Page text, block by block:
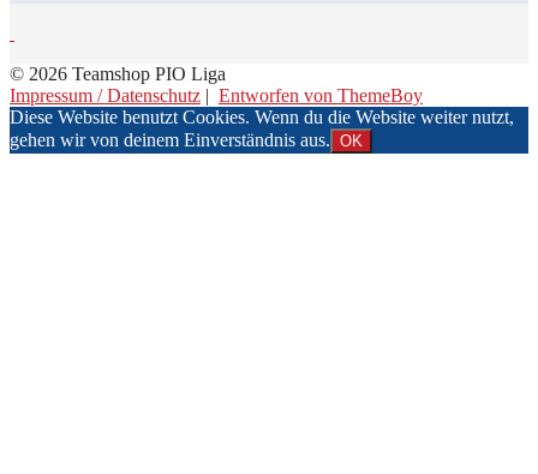
© 2026 Teamshop PIO Liga
Impressum / Datenschutz | Entworfen von ThemeBoy
Diese Website benutzt Cookies. Wenn du die Website weiter nutzt,
gehen wir von deinem Einverständnis aus. OK